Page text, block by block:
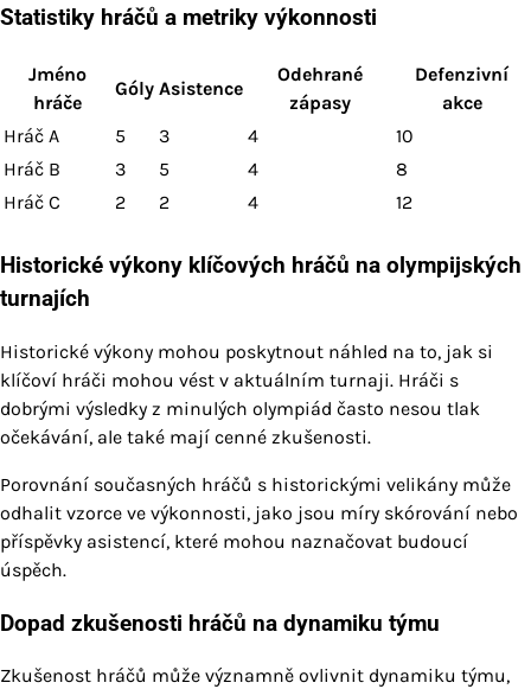
Statistiky hráčů a metriky výkonnosti
Jméno
hráče
Góly Asistence
Odehrané
zápasy
Defenzivní
akce
Hráč A
5 3 4
10
Hráč B
3 5 4
8
Hráč C
2 2 4 12
Historické výkony klíčových hráčů na olympijských
turnajích
Historické výkony mohou poskytnout náhled na to, jak si
klíčoví hráči mohou vést v aktuálním turnaji. Hráči s
dobrými výsledky z minulých olympiád často nesou tlak
očekávání, ale také mají cenné zkušenosti.
Porovnání současných hráčů s historickými velikány může
odhalit vzorce ve výkonnosti, jako jsou míry skórování nebo
příspěvky asistencí, které mohou naznačovat budoucí
úspěch.
Dopad zkušenosti hráčů na dynamiku týmu
Zkušenost hráčů může významně ovlivnit dynamiku týmu,